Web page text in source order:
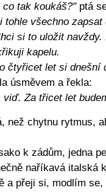
co tak koukáš?"ptá
tohle všechno zapsat
si to uložit navždy.
kapelu.
čtyřicet let si dnešní
úsměvem a řekla:
viď. Za třicet let
než chytnu rytmus,
k zádům, jedna
naříkavá italská
a přeji si, modlím